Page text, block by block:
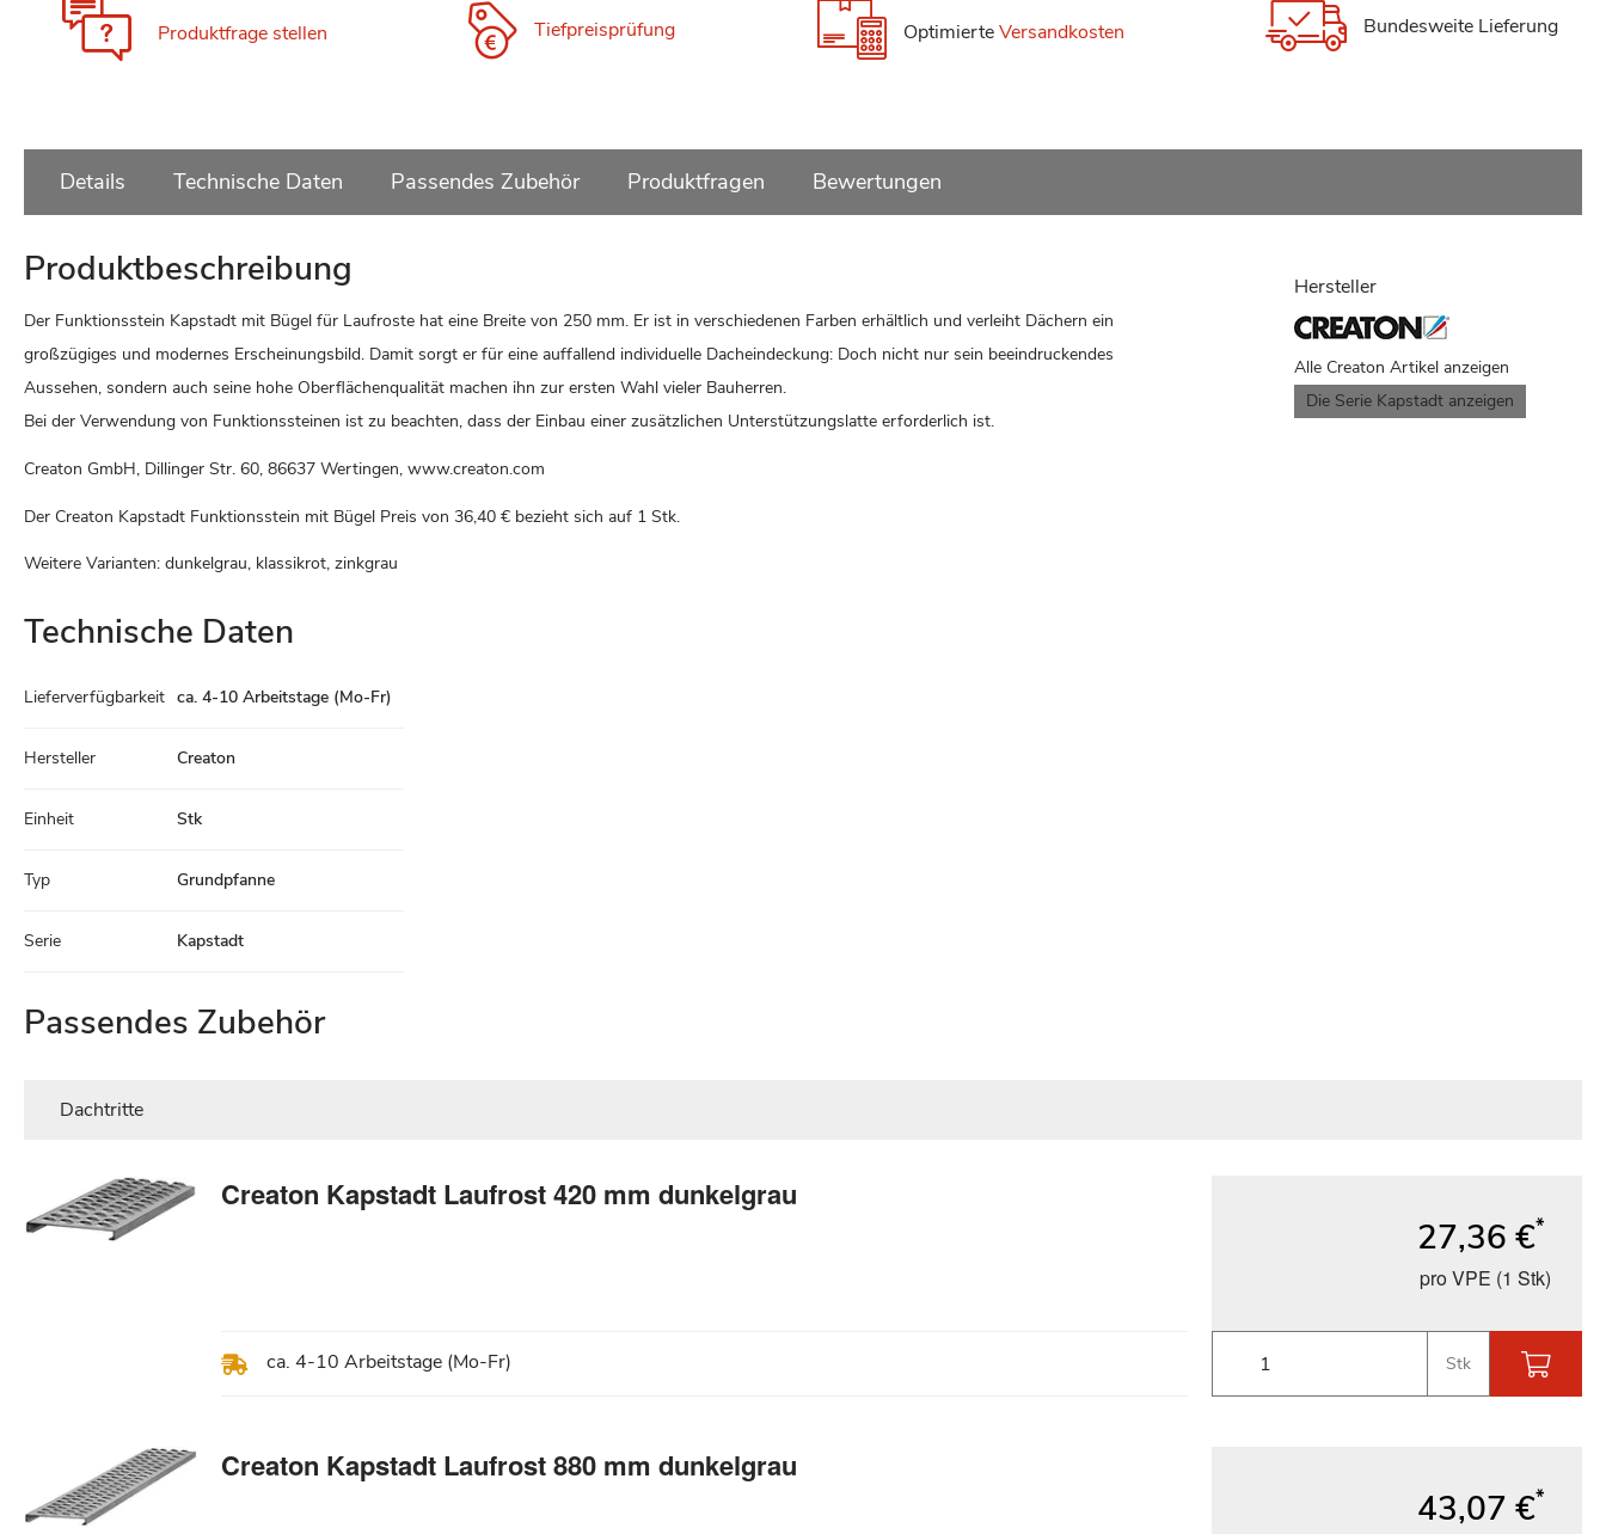
Produktfrage stellen Tiefpreisprüfung OptimierteVersandkosten Bundesweite Lieferung
Details Technische Daten Passendes Zubehör Produktfragen Bewertungen
Hersteller
Alle Creaton Artikel anzeigen
Die Serie Kapstadt anzeigen
Produktbeschreibung
Der Funktionsstein Kapstadt mit Bügel für Laufroste hat eine Breite von 250 mm. Er ist in verschiedenen Farben erhältlich und verleiht Dächern ein
großzügiges und modernes Erscheinungsbild. Damit sorgt er für eine auffallend individuelle Dacheindeckung: Doch nicht nur sein beeindruckendes
Aussehen, sondern auch seine hohe Oberflächenqualität machen ihn zur ersten Wahl vieler Bauherren.
Bei der Verwendung von Funktionssteinen ist zu beachten, dass der Einbau einer zusätzlichen Unterstützungslatte erforderlich ist.
Creaton GmbH, Dillinger Str. 60, 86637 Wertingen, www.creaton.com
Der Creaton Kapstadt Funktionsstein mit Bügel Preis von 36,40 € bezieht sich auf 1 Stk.
Weitere Varianten: dunkelgrau, klassikrot, zinkgrau
Technische Daten
Daten
Lieferverfügbarkeit ca. 4-10 Arbeitstage (Mo-Fr)
Hersteller Creaton
Einheit Stk
Typ Grundpfanne
Serie Kapstadt
Passendes Zubehör
Dachtritte
Creaton Kapstadt Laufrost 420 mm dunkelgrau
ca. 4-10 Arbeitstage (Mo-Fr)
27,36 €*
pro VPE (1 Stk)
Stk
Creaton Kapstadt Laufrost 880 mm dunkelgrau
43,07 €*